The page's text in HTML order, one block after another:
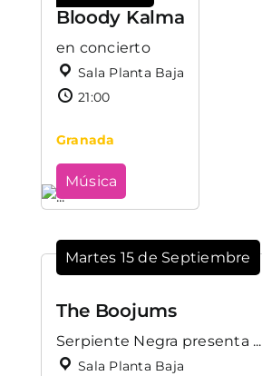
Bloody Kalma
en concierto
Sala Planta Baja
21:00
Granada
Música
Martes 15 de Septiembre
The Boojums
Serpiente Negra presenta ...
Sala Planta Baja